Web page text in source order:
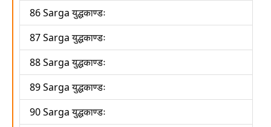
86 Sarga युद्धकाण्डः
87 Sarga युद्धकाण्डः
88 Sarga युद्धकाण्डः
89 Sarga युद्धकाण्डः
90 Sarga युद्धकाण्डः